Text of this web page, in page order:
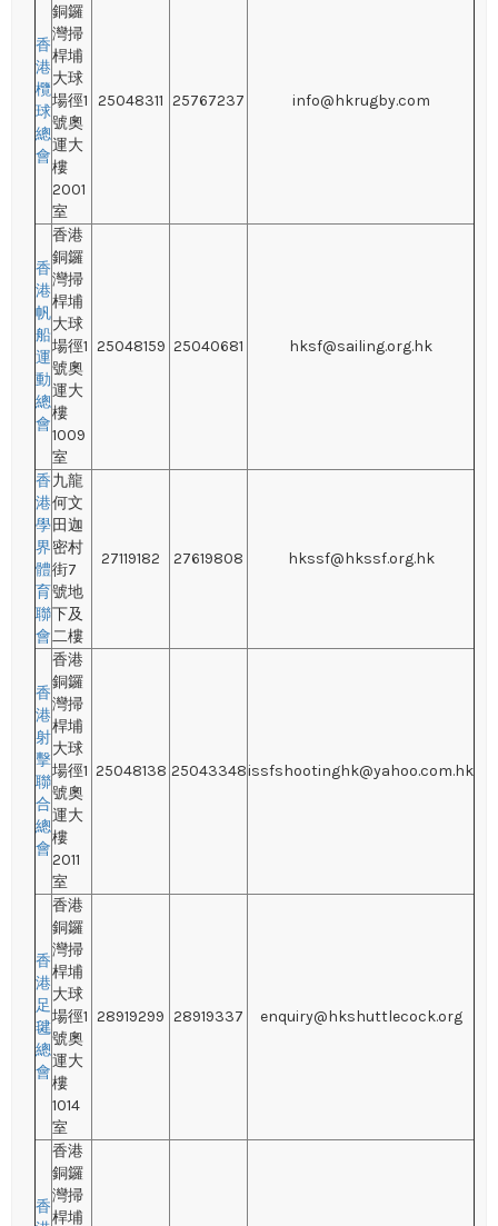
香
港
欖
球
總
會
銅鑼
灣掃
桿埔
大球
場徑1
號奧
運大
樓
2001
室
25048311 25767237 info@hkrugby.com
香
港
帆
船
運
動
總
會
香港
銅鑼
灣掃
桿埔
大球
場徑1
號奧
運大
樓
1009
室
25048159 25040681 hksf@sailing.org.hk
香
港
學
界
體
育
聯
會
九龍
何文
田迦
密村
街7
號地
下及
二樓
27119182 27619808 hkssf@hkssf.org.hk
香
港
射
擊
聯
合
總
會
香港
銅鑼
灣掃
桿埔
大球
場徑1
號奧
運大
樓
2011
室
25048138 25043348issfshootinghk@yahoo.com.hk
香
港
足
毽
總
會
香港
銅鑼
灣掃
桿埔
大球
場徑1
號奧
運大
樓
1014
室
28919299 28919337 enquiry@hkshuttlecock.org
香
香港
銅鑼
灣掃
桿埔